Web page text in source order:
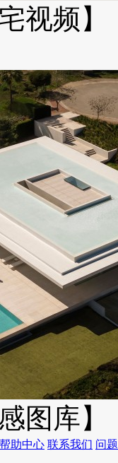
视频】
图库】
帮助中心 联系我们 问